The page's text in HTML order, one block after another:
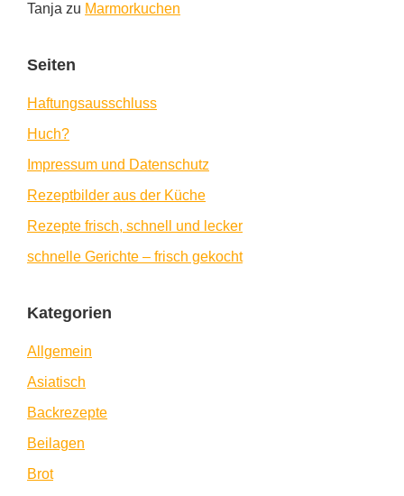
Tanja zu Marmorkuchen
Seiten
Haftungsausschluss
Huch?
Impressum und Datenschutz
Rezeptbilder aus der Küche
Rezepte frisch, schnell und lecker
schnelle Gerichte – frisch gekocht
Kategorien
Allgemein
Asiatisch
Backrezepte
Beilagen
Brot